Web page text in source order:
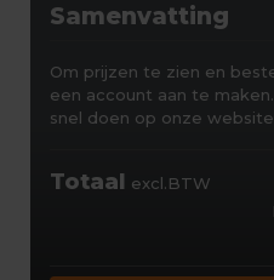
Samenvatting
Om prijzen te zien en
een account aan te
snel doen op onze
Totaal excl.BTW